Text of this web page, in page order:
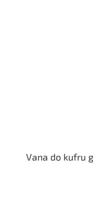
Vana do kufru